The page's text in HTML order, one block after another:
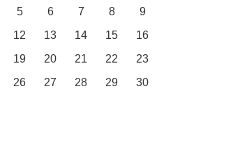
5 6 7 8
9
12 13 14 15
16
19 20 21 22
23
26 27 28 29
30